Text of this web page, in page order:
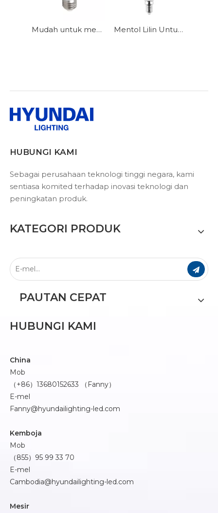
Mudah untuk memasang mentol E27 berbentuk standard untuk pencahayaan keselamatan Mentol Lilin Untuk Candelier Dengan Tapak
HUBUNGI KAMI
Sebagai perusahaan teknologi tinggi negara, kami
sentiasa komited terhadap inovasi teknologi dan
peningkatan produk.
KATEGORI PRODUK
PAUTAN CEPAT
HUBUNGI KAMI
China
Mob
（+86）13680152633 （Fanny）
E-mel
Fanny@hyundailighting-led.com
Kemboja
Mob
（855）95 99 33 70
E-mel
Cambodia@hyundailighting-led.com
Mesir